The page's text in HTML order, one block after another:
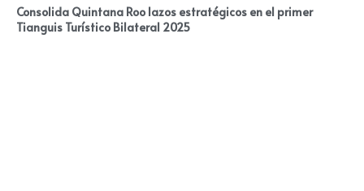
Consolida Quintana Roo lazos estratégicos en el primer
Tianguis Turístico Bilateral 2025